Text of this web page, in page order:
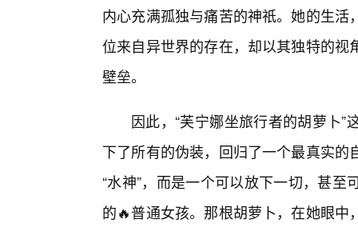
内心充满孤独与痛苦的神祇。她的生
位来自异世界的存在，却以其独特的
壁垒。
因此，“芙宁娜坐旅行者的胡萝卜
下了所有的伪装，回归了一个最真实
“水神”，而是一个可以放下一切，甚
的🔥普通女孩。那根胡萝卜，在她眼